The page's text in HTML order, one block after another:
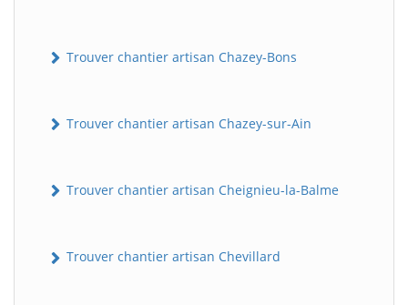
Trouver chantier artisan Chazey-Bons
Trouver chantier artisan Chazey-sur-Ain
Trouver chantier artisan Cheignieu-la-Balme
Trouver chantier artisan Chevillard
B Assistant en ligne